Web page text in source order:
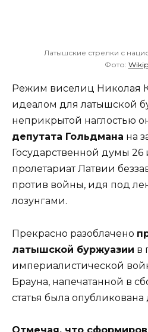
Латышские стрелки с
Фото:
Режим виселиц Николая
идеалом для латышской
неприкрытой наглостью
депутата Гольдмана на
Государственной думы 26
пролетариат Латвии
против войны, идя под
лозунгами.
Прекрасно разоблачено
латышской буржуазии в
империалистической
Брауна, напечатанной в
статья была опубликована
Отмечая, что